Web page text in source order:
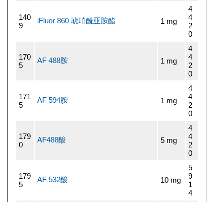
140
9
iFluor 860 琥珀酰亚胺酯 1 mg
4
4
2
0
170
5
AF 488胺 1 mg
4
4
2
0
171
5
AF 594胺 1 mg
4
4
2
0
179
0
AF488酸 5 mg
4
4
2
0
179
5
AF 532酸 10 mg
5
9
1
4